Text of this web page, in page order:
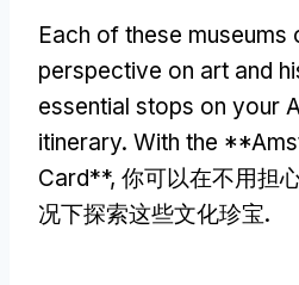
Each of these museums
perspective on art and
essential stops on your
itinerary. With the
Card**, 你可以在不用担
况下探索这些文化珍宝.